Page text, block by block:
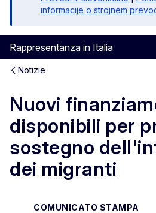
informacije o strojnem
Rappresentanza in Italia
Notizie
Nuovi
disponibili per
sostegno
dei migranti
COMUNICATO STAMPA